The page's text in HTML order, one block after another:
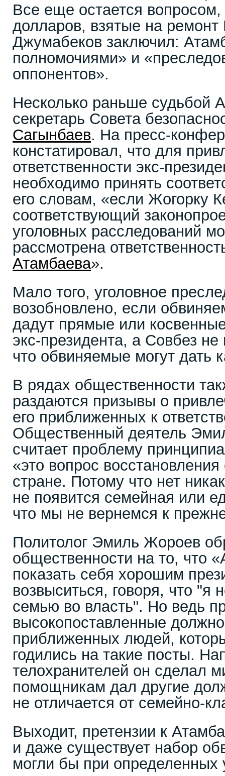
Все еще остается
долларов, взятые на
Джумабеков заключил:
полномочиями» и
оппонентов».
Несколько раньше судьбой
секретарь Совета
Сагынбаев. На пресс-
констатировал, что для
ответственности экс-
необходимо принять
его словам, «если Жогорку
соответствующий
уголовных расследований
рассмотрена
Атамбаева».
Мало того, уголовное
возобновлено, если
дадут прямые или
экс-президента, а Совбез
что обвиняемые могут дать
В рядах общественности
раздаются призывы о
его приближенных к
Общественный деятель
считает проблему
«это вопрос
стране. Потому что нет
не появится семейная или
что мы не вернемся к
Политолог Эмиль Жороев
общественности на то, что
показать себя хорошим
возвыситься, говоря, что "я
семью во власть". Но ведь
высокопоставленные
приближенных людей,
годились на такие посты.
телохранителей он сделал
помощникам дал другие
не отличается от семейно-
Выходит, претензии к
и даже существует набор
могли бы при определенных